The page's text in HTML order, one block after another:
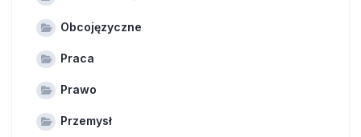
Obcojęzyczne
Praca
Prawo
Przemysł